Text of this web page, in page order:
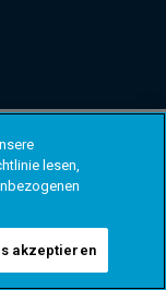
lesen,
akzeptieren